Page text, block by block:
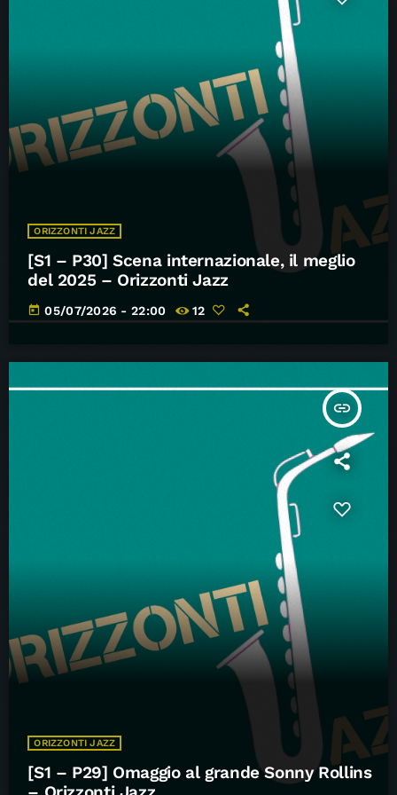
ORIZZONTI JAZZ
[S1 – P30] Scena internazionale, il meglio
del 2025 – Orizzonti Jazz
today 05/07/2026 - 22:00 12
insert_link
ORIZZONTI JAZZ
[S1 – P29] Omaggio al grande Sonny Rollins